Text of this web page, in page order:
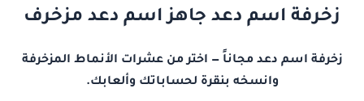
زخرفة اسم دعد جاهز اسم دعد مزخرف
زخرفة اسم دعد مجاناً — اختر من عشرات الأنماط المزخرفة
وانسخه بنقرة لحساباتك وألعابك.